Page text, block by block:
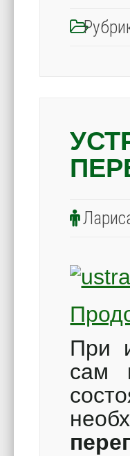
При
сам